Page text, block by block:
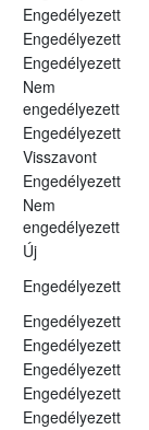
Engedélyezett
Engedélyezett
Engedélyezett
Nem
engedélyezett
Engedélyezett
Visszavont
Engedélyezett
Nem
engedélyezett
Új
Engedélyezett
Engedélyezett
Engedélyezett
Engedélyezett
Engedélyezett
Engedélyezett